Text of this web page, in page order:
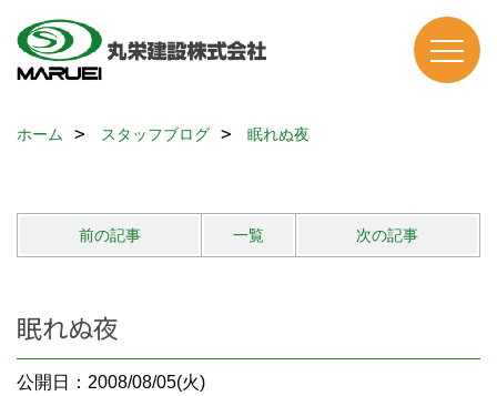
ホーム スタッフブログ 眠れぬ夜
前の記事 一覧 次の記事
眠れぬ夜
公開日：2008/08/05(火)